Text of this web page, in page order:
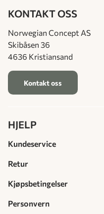
KONTAKT OSS
Norwegian Concept AS
Skibåsen 36
4636 Kristiansand
Kontakt oss
HJELP
Kundeservice
Retur
Kjøpsbetingelser
Personvern